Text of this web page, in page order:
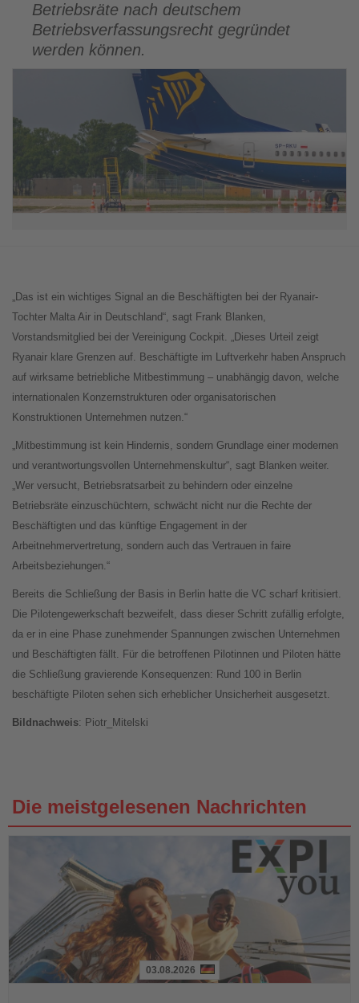
Betriebsräte nach deutschem
Betriebsverfassungsrecht gegründet
werden können.
„Das ist ein wichtiges Signal an die Beschäftigten bei der Ryanair-
Tochter Malta Air in Deutschland“, sagt Frank Blanken,
Vorstandsmitglied bei der Vereinigung Cockpit. „Dieses Urteil zeigt
Ryanair klare Grenzen auf. Beschäftigte im Luftverkehr haben Anspruch
auf wirksame betriebliche Mitbestimmung – unabhängig davon, welche
internationalen Konzernstrukturen oder organisatorischen
Konstruktionen Unternehmen nutzen.“
„Mitbestimmung ist kein Hindernis, sondern Grundlage einer modernen
und verantwortungsvollen Unternehmenskultur“, sagt Blanken weiter.
„Wer versucht, Betriebsratsarbeit zu behindern oder einzelne
Betriebsräte einzuschüchtern, schwächt nicht nur die Rechte der
Beschäftigten und das künftige Engagement in der
Arbeitnehmervertretung, sondern auch das Vertrauen in faire
Arbeitsbeziehungen.“
Bereits die Schließung der Basis in Berlin hatte die VC scharf kritisiert.
Die Pilotengewerkschaft bezweifelt, dass dieser Schritt zufällig erfolgte,
da er in eine Phase zunehmender Spannungen zwischen Unternehmen
und Beschäftigten fällt. Für die betroffenen Pilotinnen und Piloten hätte
die Schließung gravierende Konsequenzen: Rund 100 in Berlin
beschäftigte Piloten sehen sich erheblicher Unsicherheit ausgesetzt.
Bildnachweis: Piotr_Mitelski
Die meistgelesenen Nachrichten
03.08.2026